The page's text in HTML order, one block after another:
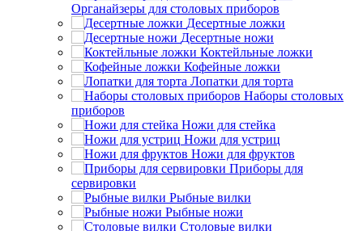
Органайзеры для столовых приборов
Десертные ложки
Десертные ножи
Коктейльные ложки
Кофейные ложки
Лопатки для торта
Наборы столовых
приборов
Ножи для стейка
Ножи для устриц
Ножи для фруктов
Приборы для
сервировки
Рыбные вилки
Рыбные ножи
Столовые вилки